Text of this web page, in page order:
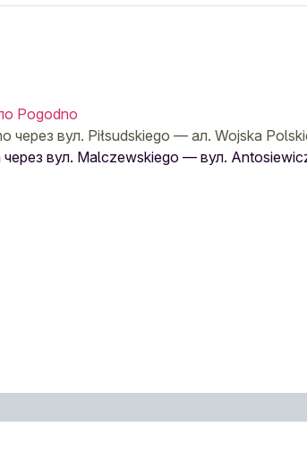
Pogodno
через вул. Piłsudskiego — ал. Wojska
через вул. Malczewskiego — вул.